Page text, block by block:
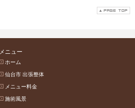
メニュー
ホーム
仙台市 出張整体
メニュー料金
施術風景